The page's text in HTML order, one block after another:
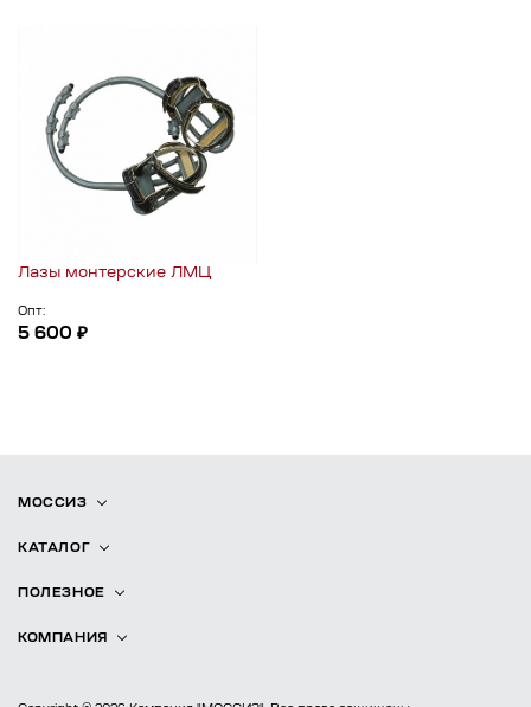
Лазы монтерские ЛМЦ
Опт:
5 600 ₽
МОССИЗ
КАТАЛОГ
ПОЛЕЗНОЕ
КОМПАНИЯ